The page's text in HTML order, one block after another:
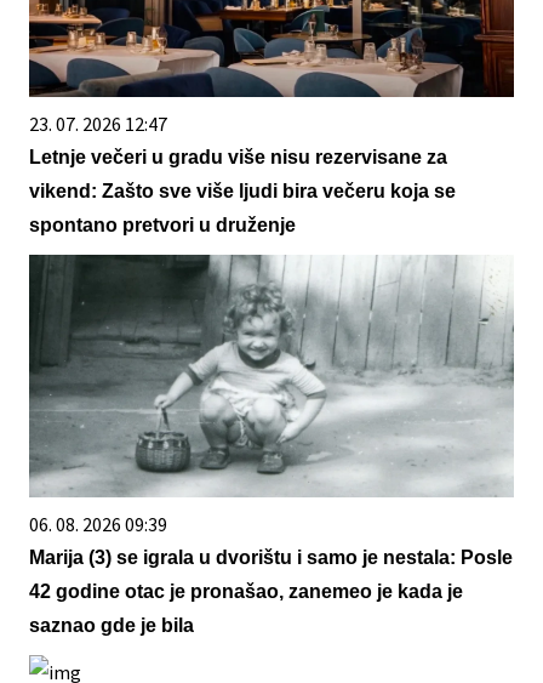
23. 07. 2026 12:47
Letnje večeri u gradu više nisu rezervisane za
vikend: Zašto sve više ljudi bira večeru koja se
spontano pretvori u druženje
06. 08. 2026 09:39
Marija (3) se igrala u dvorištu i samo je nestala: Posle
42 godine otac je pronašao, zanemeo je kada je
saznao gde je bila